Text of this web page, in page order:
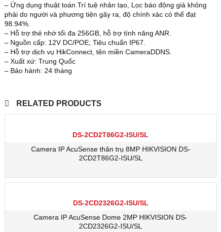
– Ứng dụng thuật toán Trí tuệ nhân tạo, Lọc báo động giả không
phải do người và phương tiện gây ra, độ chính xác có thể đạt
98.94%.
– Hỗ trợ thẻ nhớ tối đa 256GB, hỗ trợ tính năng ANR.
– Nguồn cấp: 12V DC/POE; Tiêu chuẩn IP67.
– Hỗ trợ dịch vụ HikConnect, tên miền CameraDDNS.
– Xuất xứ: Trung Quốc
– Bảo hành: 24 tháng
RELATED PRODUCTS
DS-2CD2T86G2-ISU/SL
Camera IP AcuSense thân trụ 8MP HIKVISION DS-
2CD2T86G2-ISU/SL
DS-2CD2326G2-ISU/SL
Camera IP AcuSense Dome 2MP HIKVISION DS-
2CD2326G2-ISU/SL